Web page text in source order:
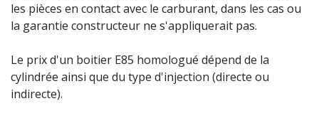
les pièces en contact avec le carburant, dans les cas ou
la garantie constructeur ne s'appliquerait pas.
Le prix d'un boitier E85 homologué dépend de la
cylindrée ainsi que du type d'injection (directe ou
indirecte).